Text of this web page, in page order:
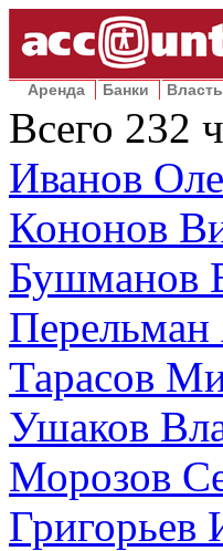
Аренда Банки Власть
Всего 232
Иванов
Кононов
Бушманов
Перельман
Тарасов
Ушаков
Морозов
Григорьев